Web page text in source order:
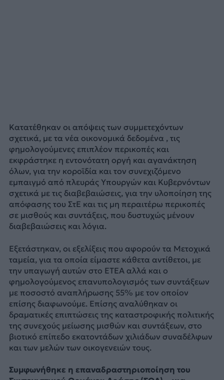
Κατατέθηκαν οι απόψεις των συμμετεχόντων
σχετικά, με τα νέα οικονομικά δεδομένα , τις
φημολογούμενες επιπλέον περικοπές και
εκφράστηκε η εντονότατη οργή και αγανάκτηση
όλων, για την κοροϊδία και τον συνεχιζόμενο
εμπαιγμό από πλευράς Υπουργών και Κυβερνόντων
σχετικά με τις διαβεβαιώσεις, για την υλοποίηση της
απόφασης του ΣτΕ και τις μη περαιτέρω περικοπές
σε μισθούς και συντάξεις, που δυστυχώς μένουν
διαβεβαιώσεις και λόγια.
Εξετάστηκαν, οι εξελίξεις που αφορούν τα Μετοχικά
ταμεία, για τα οποία είμαστε κάθετα αντίθετοι, με
την υπαγωγή αυτών στο ΕΤΕΑ αλλά και ο
φημολογούμενος επανυπολογισμός των συντάξεων
με ποσοστό αναπλήρωσης 55% με τον οποίον
επίσης διαφωνούμε. Επίσης αναλύθηκαν οι
δραματικές επιπτώσεις της καταστροφικής πολιτικής
της συνεχούς μείωσης μισθών και συντάξεων, στο
βιοτικό επίπεδο εκατοντάδων χιλιάδων συναδέλφων
και των μελών των οικογενειών τους.
Συμφωνήθηκε η επαναδραστηριοποίηση του